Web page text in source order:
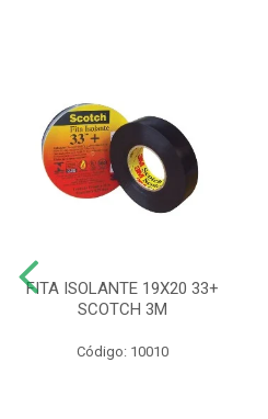
FITA ISOLANTE 19X20 33+
SCOTCH 3M
Código: 10010